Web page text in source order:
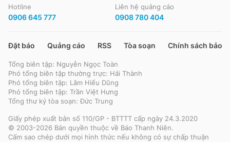
Hotline
0906 645 777
Liên hệ quảng cáo
0908 780 404
Đặt báo Quảng cáo RSS Tòa soạn Chính sách bảo
Tổng biên tập: Nguyễn Ngọc Toàn
Phó tổng biên tập thường trực: Hải Thành
Phó tổng biên tập: Lâm Hiếu Dũng
Phó tổng biên tập: Trần Việt Hưng
Tổng thư ký tòa soạn: Đức Trung
Giấy phép xuất bản số 110/GP - BTTTT cấp ngày 24.3.2020
© 2003-2026 Bản quyền thuộc về Báo Thanh Niên.
Cấm sao chép dưới mọi hình thức nếu không có sự chấp thuận